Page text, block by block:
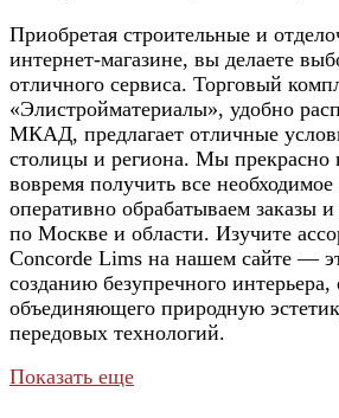
Приобретая строительные и
интернет-магазине, вы делаете
отличного сервиса. Торговый
«Элистройматериалы», удобно
МКАД, предлагает отличные
столицы и региона. Мы прекрасно
вовремя получить все
оперативно обрабатываем заказы
по Москве и области. Изучите
Concorde Lims на нашем сайте —
созданию безупречного интерьера,
объединяющего природную
передовых технологий.
Показать еще